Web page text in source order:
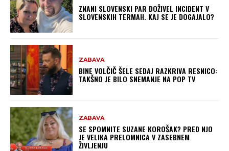
ZNANI SLOVENSKI PAR DOŽIVEL INCIDENT V
SLOVENSKIH TERMAH. KAJ SE JE DOGAJALO?
ZABAVA
BINE VOLČIČ ŠELE SEDAJ RAZKRIVA RESNICO:
TAKŠNO JE BILO SNEMANJE NA POP TV
ZABAVA
SE SPOMNITE SUZANE KOROŠAK? PRED NJO
JE VELIKA PRELOMNICA V ZASEBNEM
ŽIVLJENJU